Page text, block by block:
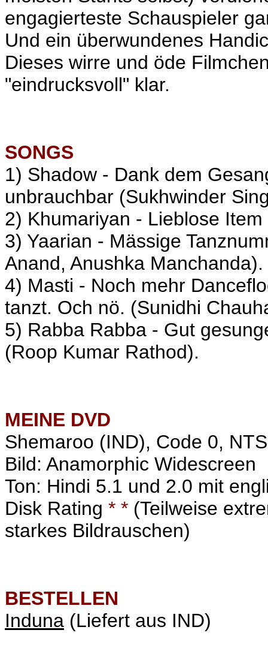
engagierteste Schauspieler
Und ein überwundenes
Dieses wirre und öde
"eindrucksvoll" klar.
SONGS
1) Shadow - Dank dem
unbrauchbar (Sukhwinder
2) Khumariyan - Lieblose
3) Yaarian - Mässige
Anand, Anushka Manchanda).
4) Masti - Noch mehr
tanzt. Och nö. (Sunidhi
5) Rabba Rabba - Gut
(Roop Kumar Rathod).
MEINE DVD
Shemaroo (IND), Code 0,
Bild: Anamorphic Widescreen
Ton: Hindi 5.1 und 2.0 mit
Disk Rating * * (Teilweise
starkes Bildrauschen)
BESTELLEN
Induna (Liefert aus IND)